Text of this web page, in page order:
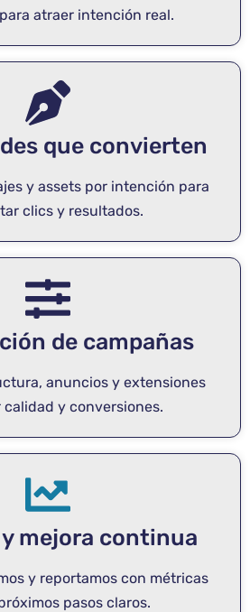
atraer intención real.
que convierten
y assets por intención para
clics y resultados.
de campañas
anuncios y extensiones
calidad y conversiones.
mejora continua
y reportamos con métricas
pasos claros.